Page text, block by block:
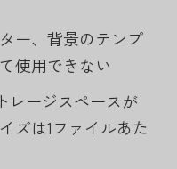
ー、背景のテンプ
使用できない
レージスペースが
ズは1ファイルあた